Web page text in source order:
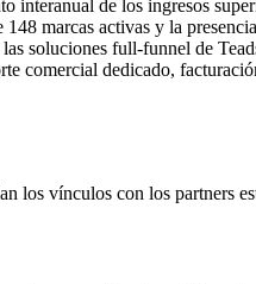
interanual de los ingresos
marcas activas y la
soluciones full-funnel de
comercial dedicado,
vínculos con los partners